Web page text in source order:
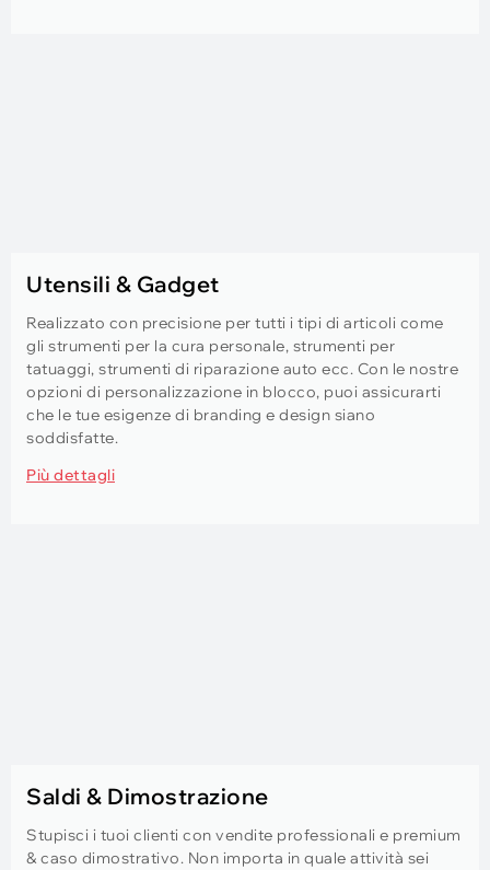
Utensili & Gadget
Realizzato con precisione per tutti i tipi di articoli come
gli strumenti per la cura personale, strumenti per
tatuaggi, strumenti di riparazione auto ecc. Con le nostre
opzioni di personalizzazione in blocco, puoi assicurarti
che le tue esigenze di branding e design siano
soddisfatte.
Più dettagli
Saldi & Dimostrazione
Stupisci i tuoi clienti con vendite professionali e premium
& caso dimostrativo. Non importa in quale attività sei